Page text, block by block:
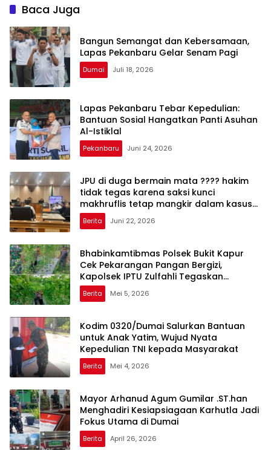
Baca Juga
Bangun Semangat dan Kebersamaan,
Lapas Pekanbaru Gelar Senam Pagi
Dumai Juli 18, 2026
Lapas Pekanbaru Tebar Kepedulian:
Bantuan Sosial Hangatkan Panti Asuhan
Al-Istiklal
Pekanbaru Juni 24, 2026
JPU di duga bermain mata ???? hakim
tidak tegas karena saksi kunci
makhruflis tetap mangkir dalam kasus
korupsi SPRH rohil
Berita Juni 22, 2026
Bhabinkamtibmas Polsek Bukit Kapur
Cek Pekarangan Pangan Bergizi,
Kapolsek IPTU Zulfahli Tegaskan
Komitmen Dukung Ketahanan Pangan
Berita Mei 5, 2026
Kodim 0320/Dumai Salurkan Bantuan
untuk Anak Yatim, Wujud Nyata
Kepedulian TNI kepada Masyarakat
Berita Mei 4, 2026
Mayor Arhanud Agum Gumilar .ST.han
Menghadiri Kesiapsiagaan Karhutla Jadi
Fokus Utama di Dumai
Berita April 26, 2026